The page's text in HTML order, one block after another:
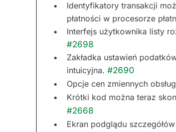
Identyfikatory transakcji
płatności w procesorze
Interfejs użytkownika listy
#2698
Zakładka ustawień
intuicyjna. #2690
Opcje cen zmiennych
Krótki kod można teraz
#2668
Ekran podglądu